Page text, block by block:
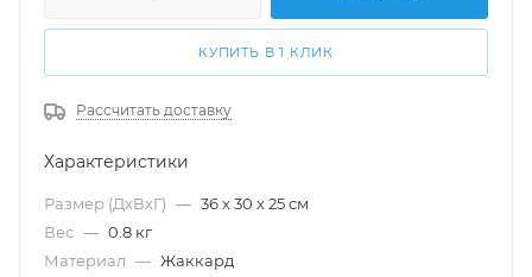
КУПИТЬ В 1 КЛИК
Рассчитать доставку
Характеристики
Размер (ДхВхГ) — 36 х 30 х 25 см
Вес — 0.8 кг
Материал — Жаккард